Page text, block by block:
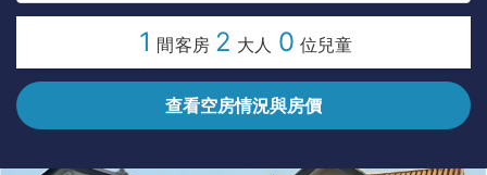
1 間客房 2 大人 0 位兒童
查看空房情況與房價